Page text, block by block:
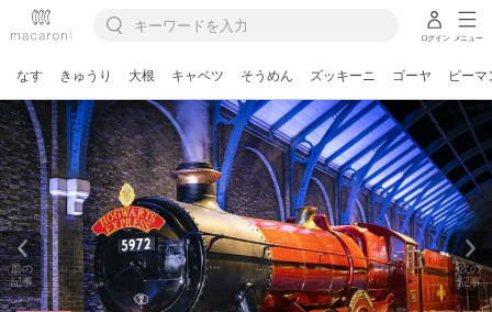
ログイン メニュー
なす きゅうり 大根 キャベツ そうめん ズッキーニ ゴーヤ ピーマ
前の
記事
次の
記事